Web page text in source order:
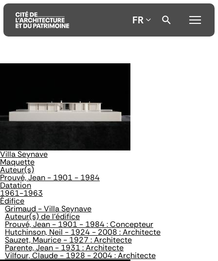
FR
Villa Seynave
Maquette
Auteur(s)
Prouvé, Jean - 1901 - 1984
Datation
1961-1963
Édifice
Grimaud - Villa Seynave
Auteur(s) de l'édifice
Prouvé, Jean - 1901 - 1984 : Concepteur
Hutchinson, Neil - 1924 - 2008 : Architecte
Sauzet, Maurice - 1927 : Architecte
Parente, Jean - 1931 : Architecte
Vilfour, Claude - 1928 - 2004 : Architecte